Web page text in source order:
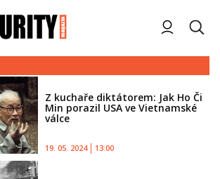
Z kuchaře diktátorem: Jak Ho Či
Min porazil USA ve Vietnamské
válce
19. 05. 2024 13:00